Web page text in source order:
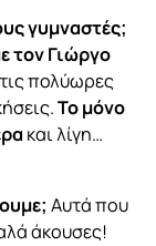
γυμναστές;
τον Γιώργο
πολύωρες
Το μόνο
και λίγη…
Αυτά που
άκουσες!